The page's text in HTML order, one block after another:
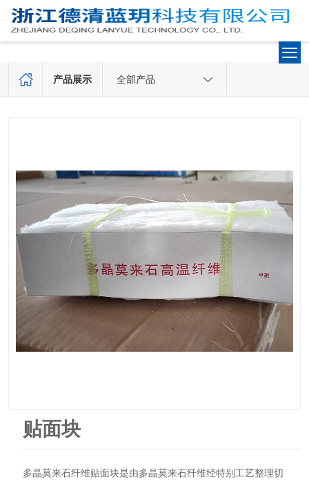
产品展示 全部产品
贴面块
多晶莫来石纤维贴面块是由多晶莫来石纤维经特别工艺整理切